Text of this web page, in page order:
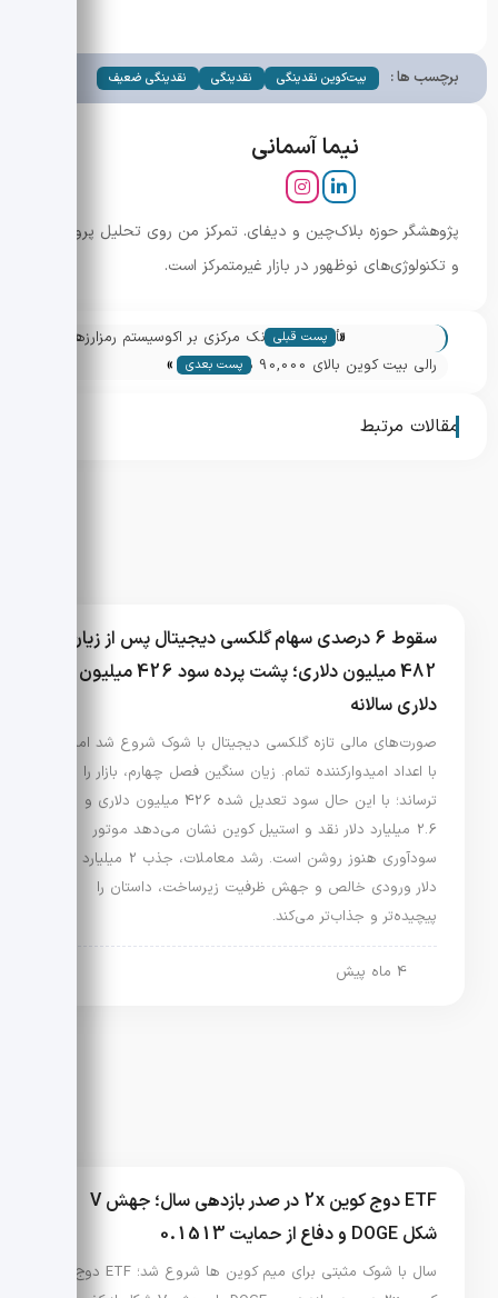
برچسب ها : بیت‌کوین نقدینگی نقدینگی نقدینگی ضعیف
نیما آسمانی
پژوهشگر حوزه بلاک‌چین و دیفای. تمرکز من روی تحلیل پروژه‌ها
و تکنولوژی‌های نوظهور در بازار غیرمتمرکز است.
« پست قبلی
تأثیر قانون بانک مرکزی بر اکوسیستم رمزارزها
در امارات
رالی بیت کوین بالای 90,000 دلار؛ تحلیل
پست بعدی »
مقالات مرتبط
سقوط 6 درصدی سهام گلکسی دیجیتال پس از زیان
482 میلیون دلاری؛ پشت پرده سود 426 میلیون
دلاری سالانه
صورت‌های مالی تازه گلکسی دیجیتال با شوک شروع شد اما
با اعداد امیدوارکننده تمام. زیان سنگین فصل چهارم، بازار را
ترساند؛ با این حال سود تعدیل شده 426 میلیون دلاری و
2.6 میلیارد دلار نقد و استیبل کوین نشان می‌دهد موتور
سودآوری هنوز روشن است. رشد معاملات، جذب 2 میلیارد
دلار ورودی خالص و جهش ظرفیت زیرساخت، داستان را
پیچیده‌تر و جذاب‌تر می‌کند.
4 ماه پیش
ETF دوج کوین 2x در صدر بازدهی سال؛ جهش V
شکل DOGE و دفاع از حمایت 0.1513
سال با شوک مثبتی برای میم کوین ها شروع شد؛ ETF دوج